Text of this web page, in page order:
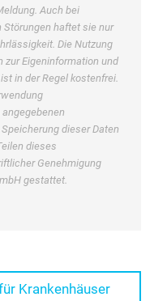
Auch bei
Störungen haftet sie nur
Die Nutzung
zur Eigeninformation und
in der Regel kostenfrei.
dieser Daten
dieses
Genehmigung
gestattet.
Krankenhäuser